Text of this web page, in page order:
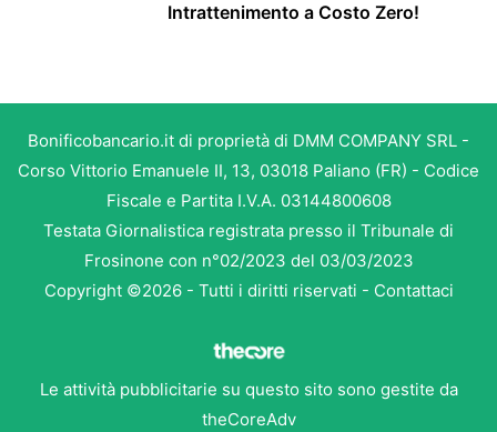
Intrattenimento a Costo Zero!
Bonificobancario.it di proprietà di DMM COMPANY SRL -
Corso Vittorio Emanuele II, 13, 03018 Paliano (FR) - Codice
Fiscale e Partita I.V.A. 03144800608
Testata Giornalistica registrata presso il Tribunale di
Frosinone con n°02/2023 del 03/03/2023
Copyright ©2026 - Tutti i diritti riservati - Contattaci
Le attività pubblicitarie su questo sito sono gestite da
theCoreAdv